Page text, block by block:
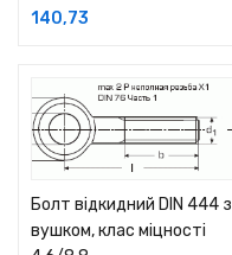
140,73
Болт відкидний DIN 444 з
вушком, клас міцності